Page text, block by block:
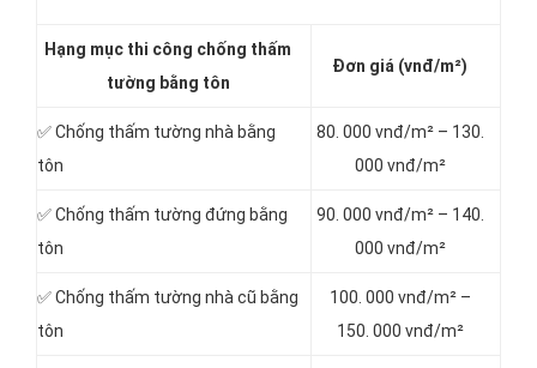
Hạng mục thi công chống thấm
tường bằng tôn
Đơn giá (vnđ/m²)
✅ Chống thấm tường nhà bằng
tôn
80. 000 vnđ/m² – 130.
000 vnđ/m²
✅ Chống thấm tường đứng bằng
tôn
90. 000 vnđ/m² – 140.
000 vnđ/m²
✅ Chống thấm tường nhà cũ bằng
tôn
100. 000 vnđ/m² –
150. 000 vnđ/m²